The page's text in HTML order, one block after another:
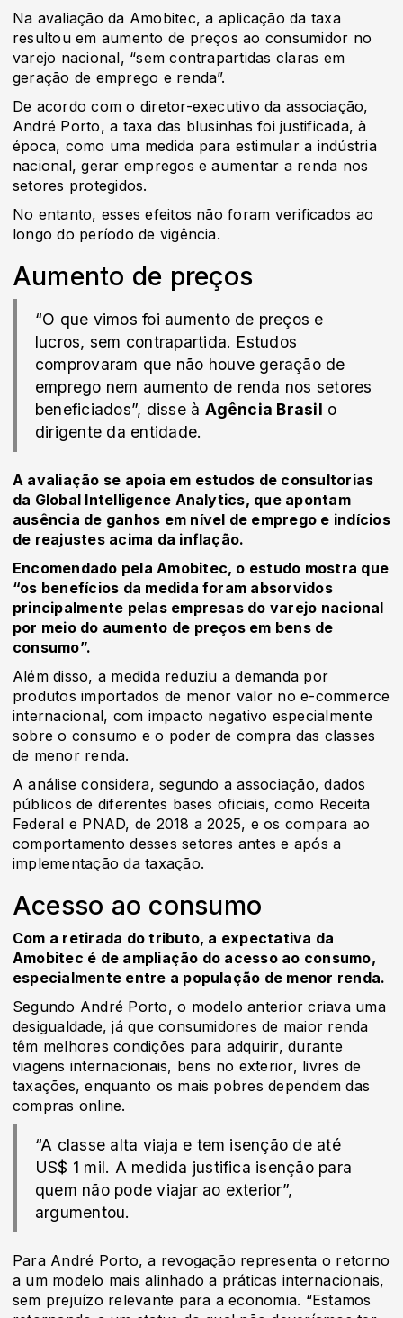
Na avaliação da Amobitec, a aplicação da taxa
resultou em aumento de preços ao consumidor no
varejo nacional, “sem contrapartidas claras em
geração de emprego e renda”.
De acordo com o diretor-executivo da associação,
André Porto, a taxa das blusinhas foi justificada, à
época, como uma medida para estimular a indústria
nacional, gerar empregos e aumentar a renda nos
setores protegidos.
No entanto, esses efeitos não foram verificados ao
longo do período de vigência.
Aumento de preços
“O que vimos foi aumento de preços e
lucros, sem contrapartida. Estudos
comprovaram que não houve geração de
emprego nem aumento de renda nos setores
beneficiados”, disse à Agência Brasil o
dirigente da entidade.
A avaliação se apoia em estudos de consultorias
da Global Intelligence Analytics, que apontam
ausência de ganhos em nível de emprego e indícios
de reajustes acima da inflação.
Encomendado pela Amobitec, o estudo mostra que
“os benefícios da medida foram absorvidos
principalmente pelas empresas do varejo nacional
por meio do aumento de preços em bens de
consumo”.
Além disso, a medida reduziu a demanda por
produtos importados de menor valor no e-commerce
internacional, com impacto negativo especialmente
sobre o consumo e o poder de compra das classes
de menor renda.
A análise considera, segundo a associação, dados
públicos de diferentes bases oficiais, como Receita
Federal e PNAD, de 2018 a 2025, e os compara ao
comportamento desses setores antes e após a
implementação da taxação.
Acesso ao consumo
Com a retirada do tributo, a expectativa da
Amobitec é de ampliação do acesso ao consumo,
especialmente entre a população de menor renda.
Segundo André Porto, o modelo anterior criava uma
desigualdade, já que consumidores de maior renda
têm melhores condições para adquirir, durante
viagens internacionais, bens no exterior, livres de
taxações, enquanto os mais pobres dependem das
compras online.
“A classe alta viaja e tem isenção de até
US$ 1 mil. A medida justifica isenção para
quem não pode viajar ao exterior”,
argumentou.
Para André Porto, a revogação representa o retorno
a um modelo mais alinhado a práticas internacionais,
sem prejuízo relevante para a economia. “Estamos